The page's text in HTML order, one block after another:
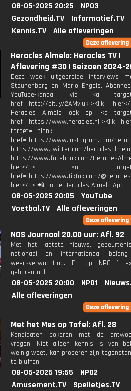
08-05-2025 20:25
NPO3
Gezondheid.TV
Informatief.TV
Kennis.TV
Alle afleveringen
Heracles Almelo: Heracles TV |
Aflevering #30 | Seizoen 2024-
Deze week uitgebreide interviews
Steunenberg en Mario Engels.
YouTube-kanaal via <a
href="http://bit.ly/2AMvIuk">Klik
Heracles Almelo ook op: <a
href="https://www.heracles.nl">Klik
target="_blank"
href="https://www.instagram.com/
https://www.twitter.com/heraclesalmelo
https://www.facebook.com/
hier</a> <a
href="https://www.TikTok.com/
hier</a> 📲 En de Heracles Almelo App
08-05-2025 20:05
YouTube
Voetbal.TV
Alle afleveringen
NOS Journaal 20.00 uur: Afl. 92
Met het laatste nieuws,
nationaal en internationaal
weersverwachting. En op NPO 1
gebarentaal.
08-05-2025 20:00 NPO1
Alle afleveringen
Met het Mes op Tafel: Afl. 28
Kandidaten pokeren met de
vragen. Niet alleen kennis is van
weinig weet, kan proberen zijn
te bluffen.
08-05-2025 19:55
NPO2
Amusement.TV
Spelletjes.TV